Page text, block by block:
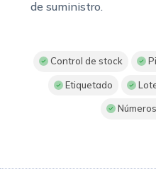
de suministro.
Control de stock
Etiquetado